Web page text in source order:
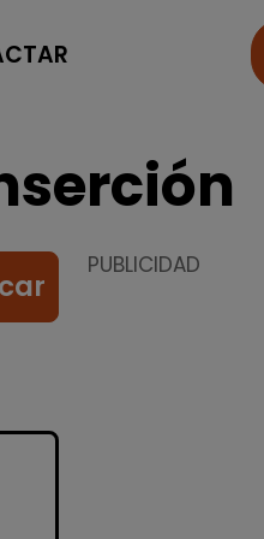
PUBLICIDAD